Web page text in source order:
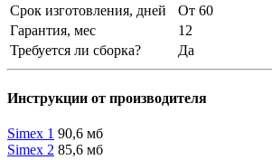
Срок изготовления, дней
От 60
Гарантия, мес
12
Требуется ли сборка?
Да
Инструкции от производителя
Simex 1 90,6 мб
Simex 2 85,6 мб